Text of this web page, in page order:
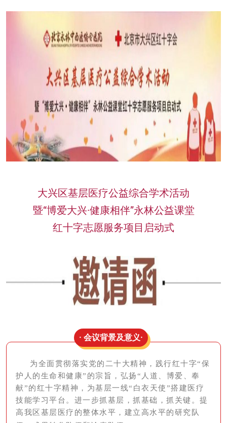
大兴区基层医疗公益综合学术活动
暨“博爱大兴·健康相伴”永林公益课堂
红十字志愿服务项目启动式
· 会议背景及意义·
为全面贯彻落实党的二十大精神，践行红十字“保
护人的生命和健康”的宗旨，弘扬“人道、博爱、奉
献”的红十字精神，为基层一线“白衣天使”搭建医疗
技能学习平台。进一步抓基层，抓基础，抓关键。提
高我区基层医疗 的整体水平，建立高水平的研究队